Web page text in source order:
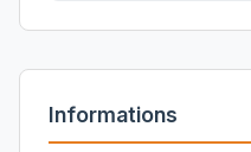
Informations